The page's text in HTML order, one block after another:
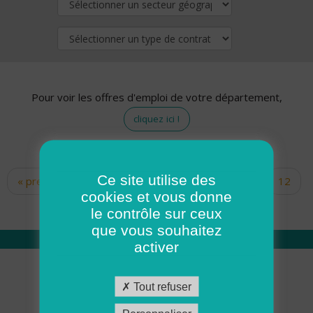
Pour voir les offres d'emploi de votre département,
cliquez ici !
Pages
« premier ‹ précédent … 10
12
14 15 16 17
Qui sommes nous
Académie ADMR
Ce site utilise des
cookies et vous donne
le contrôle sur ceux
que vous souhaitez
activer
Tout refuser